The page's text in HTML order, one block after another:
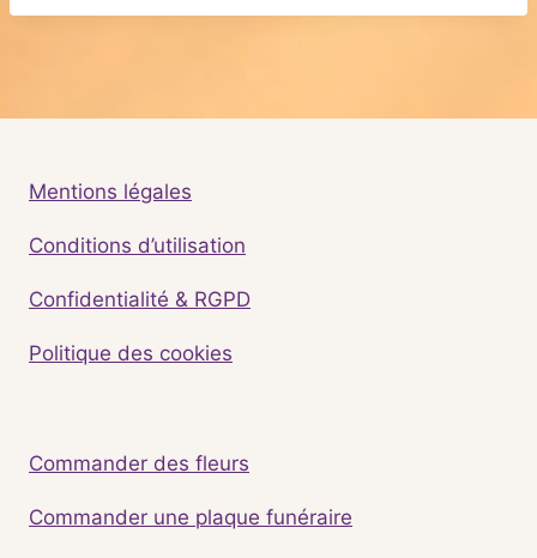
Mentions légales
Conditions d’utilisation
Confidentialité & RGPD
Politique des cookies
Commander des fleurs
Commander une plaque funéraire